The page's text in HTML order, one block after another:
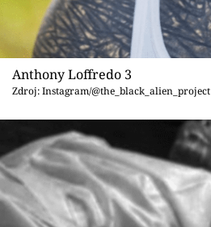
Anthony Loffredo 3
Zdroj: Instagram/@the_black_alien_project